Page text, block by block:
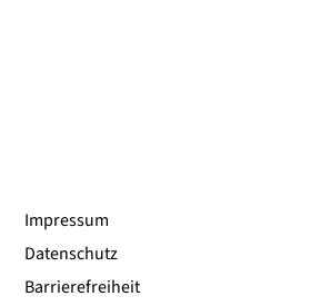
Impressum
Datenschutz
Barrierefreiheit